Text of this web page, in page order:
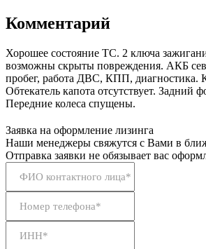
Комментарий
Хорошее состояние ТС. 2 ключа
возможны скрыты повреждения. АКБ
пробег, работа ДВС, КПП, диагностика.
Обтекатель капота отсутствует. Задний
Передние колеса спущены.
Заявка на оформление лизинга
Наши менеджеры свяжутся с Вами в
Отправка заявки не обязывает вас
ФИО контактного лица*
Номер телефона*
ИНН*